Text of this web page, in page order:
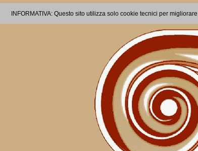
INFORMATIVA: Questo sito utilizza solo cookie tecnici per